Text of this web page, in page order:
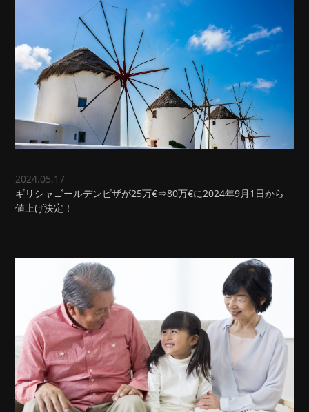
2024.05.17
ギリシャゴールデンビザが25万€⇒80万€に2024年9月1日から
値上げ決定！